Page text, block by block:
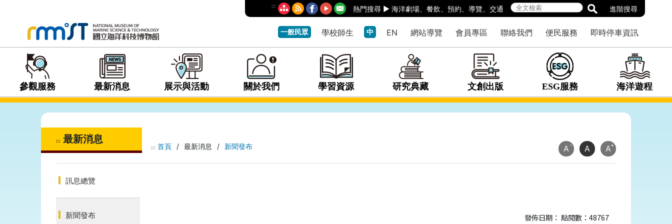
::: 熱門搜尋 ► 海洋劇場、 餐飲 預約 導覽 交通 進階搜尋
一般民眾 學校師生 中 EN 網站導覽 會員專區 聯絡我們 便民服務 即時停車資訊
參觀服務 最新消息 展示與活動 關於我們 學習資源 研究典藏 文創出版 ESG服務 海洋遊程
::: 最新消息
訊息總覽
新聞發布
::: 首頁 / 最新消息 / 新聞發布 A- A A+
發佈日期： 點閱數：48767